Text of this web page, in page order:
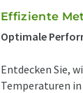
Effiziente
Optimale
Entdecken Sie,
Temperaturen